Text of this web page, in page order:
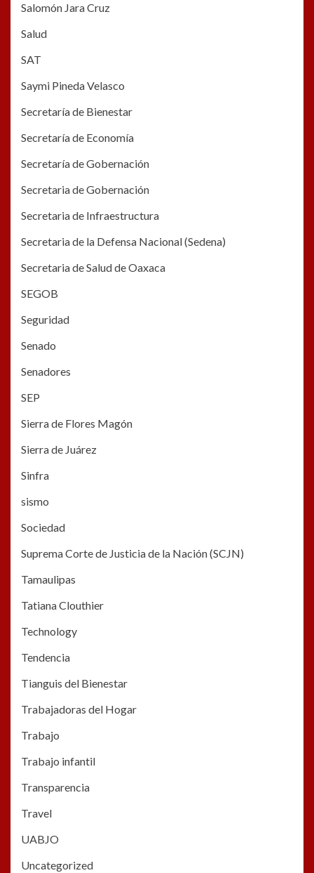
Salomón Jara Cruz
Salud
SAT
Saymi Pineda Velasco
Secretaría de Bienestar
Secretaría de Economía
Secretaría de Gobernación
Secretaria de Gobernación
Secretaria de Infraestructura
Secretaria de la Defensa Nacional (Sedena)
Secretaria de Salud de Oaxaca
SEGOB
Seguridad
Senado
Senadores
SEP
Sierra de Flores Magón
Sierra de Juárez
Sinfra
sismo
Sociedad
Suprema Corte de Justicia de la Nación (SCJN)
Tamaulipas
Tatiana Clouthier
Technology
Tendencia
Tianguis del Bienestar
Trabajadoras del Hogar
Trabajo
Trabajo infantil
Transparencia
Travel
UABJO
Uncategorized